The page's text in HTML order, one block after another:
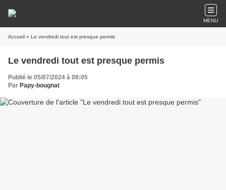
MENU
Accueil » Le vendredi tout est presque permis
Le vendredi tout est presque permis
Publié le 05/07/2024 à 08:05
Par Papy-bougnat